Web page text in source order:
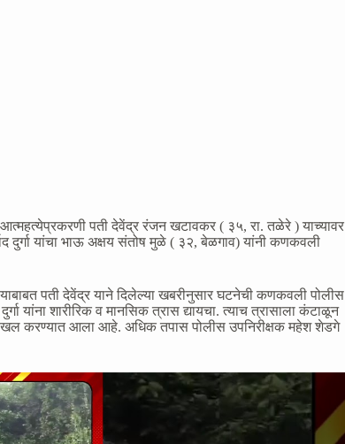
पती देवेंद्र रंजन खटावकर ( ३५, रा. तळेरे ) याच्यावर
दुर्गा यांचा भाऊ अक्षय संतोष मुळे ( ३२, बेळगाव) यांनी कणकवली
याबाबत पती देवेंद्र याने दिलेल्या खबरीनुसार घटनेची कणकवली पोलीस
यांना शारीरिक व मानसिक त्रास द्यायचा. त्याच त्रासाला कंटाळून
दाखल करण्यात आला आहे. अधिक तपास पोलीस उपनिरीक्षक महेश शेडगे